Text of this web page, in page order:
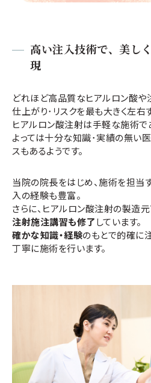
高い注入技術で、美し
現
どれほど高品質なヒアルロン酸や
仕上がり･リスクを最も大きく左右
ヒアルロン酸注射は手軽な施術で
よっては十分な知識･実績の無い
スもあるようです。
当院の院長をはじめ、施術を担当
入の経験も豊富。
さらに、ヒアルロン酸注射の製造
注射施注講習も修了しています。
確かな知識・経験のもとで的確に
丁寧に施術を行います。